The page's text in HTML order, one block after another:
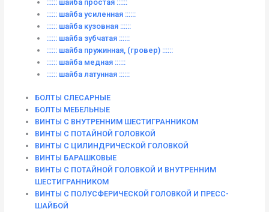
:::::: шайба простая ::::::
:::::: шайба усиленная ::::::
:::::: шайба кузовная ::::::
:::::: шайба зубчатая ::::::
:::::: шайба пружинная, (гровер) ::::::
:::::: шайба медная ::::::
:::::: шайба латунная ::::::
БОЛТЫ СЛЕСАРНЫЕ
БОЛТЫ МЕБЕЛЬНЫЕ
ВИНТЫ С ВНУТРЕННИМ ШЕСТИГРАННИКОМ
ВИНТЫ С ПОТАЙНОЙ ГОЛОВКОЙ
ВИНТЫ С ЦИЛИНДРИЧЕСКОЙ ГОЛОВКОЙ
ВИНТЫ БАРАШКОВЫЕ
ВИНТЫ С ПОТАЙНОЙ ГОЛОВКОЙ И ВНУТРЕННИМ
ШЕСТИГРАННИКОМ
ВИНТЫ С ПОЛУСФЕРИЧЕСКОЙ ГОЛОВКОЙ И ПРЕСС-
ШАЙБОЙ